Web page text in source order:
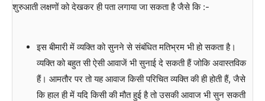
शुरुआती लक्षणों को देखकर ही पता लगाया जा सकता है जैसे कि :-
इस बीमारी में व्यक्ति को सुनने से संबंधित मतिभ्रम भी हो सकता है।
व्यक्ति को बहुत सी ऐसी आवाजें भी सुनाई दे सकती हैं जोकि अवास्तविक
हैं। आमतौर पर तो यह आवाज किसी परिचित व्यक्ति की ही होती हैं, जैसे
कि हाल ही में यदि किसी की मौत हुई है तो उसकी आवाज भी सुन सकती